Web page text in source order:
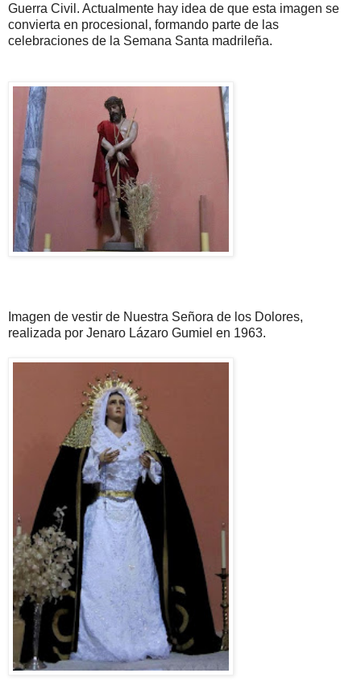
Guerra Civil. Actualmente hay idea de que esta imagen se
convierta en procesional, formando parte de las
celebraciones de la Semana Santa madrileña.
Imagen de vestir de Nuestra Señora de los Dolores,
realizada por Jenaro Lázaro Gumiel en 1963.